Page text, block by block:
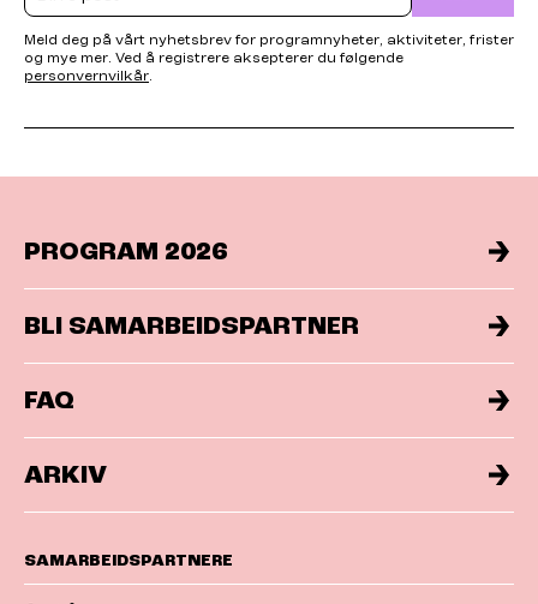
Meld deg på vårt nyhetsbrev for programnyheter, aktiviteter, frister
og mye mer. Ved å registrere aksepterer du følgende
personvernvilkår.
PROGRAM 2026
BLI SAMARBEIDSPARTNER
FAQ
ARKIV
SAMARBEIDSPARTNERE